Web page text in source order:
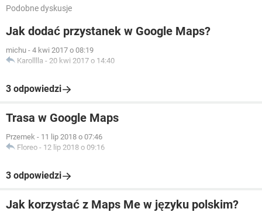
Podobne dyskusje
Jak dodać przystanek w Google Maps?
michu - 4 kwi 2017 o 08:19
Karolllla - 20 kwi 2017 o 14:40
3 odpowiedzi
Trasa w Google Maps
Przemek - 11 lip 2018 o 07:46
Floreo - 12 lip 2018 o 09:16
3 odpowiedzi
Jak korzystać z Maps Me w języku polskim?